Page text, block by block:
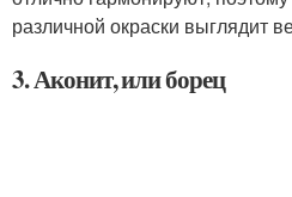
различной окраски выглядит
3. Аконит, или борец